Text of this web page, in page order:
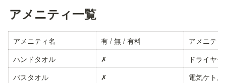
アメニティ一覧
アメニティ名 有 / 無 / 有料
アメニティ
ハンドタオル
✗
ドライヤー
バスタオル
✗
電気ケトル